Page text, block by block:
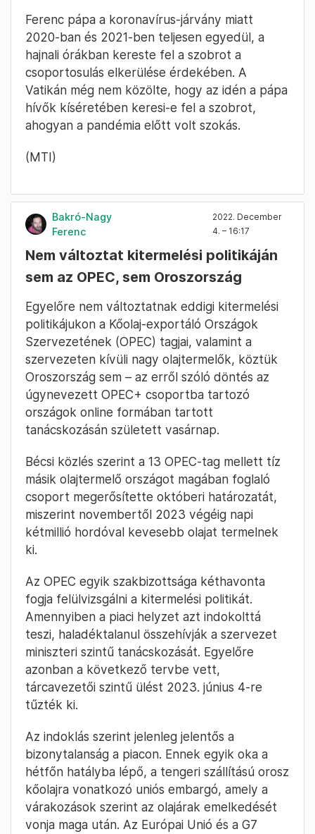
Ferenc pápa a koronavírus-járvány miatt
2020-ban és 2021-ben teljesen egyedül, a
hajnali órákban kereste fel a szobrot a
csoportosulás elkerülése érdekében. A
Vatikán még nem közölte, hogy az idén a pápa
hívők kíséretében keresi-e fel a szobrot,
ahogyan a pandémia előtt volt szokás.
(MTI)
Bakró-Nagy
Ferenc
2022. December
4. – 16:17
Nem változtat kitermelési politikáján
sem az OPEC, sem Oroszország
Egyelőre nem változtatnak eddigi kitermelési
politikájukon a Kőolaj-exportáló Országok
Szervezetének (OPEC) tagjai, valamint a
szervezeten kívüli nagy olajtermelők, köztük
Oroszország sem – az erről szóló döntés az
úgynevezett OPEC+ csoportba tartozó
országok online formában tartott
tanácskozásán született vasárnap.
Bécsi közlés szerint a 13 OPEC-tag mellett tíz
másik olajtermelő országot magában foglaló
csoport megerősítette októberi határozatát,
miszerint novembertől 2023 végéig napi
kétmillió hordóval kevesebb olajat termelnek
ki.
Az OPEC egyik szakbizottsága kéthavonta
fogja felülvizsgálni a kitermelési politikát.
Amennyiben a piaci helyzet azt indokolttá
teszi, haladéktalanul összehívják a szervezet
miniszteri szintű tanácskozását. Egyelőre
azonban a következő tervbe vett,
tárcavezetői szintű ülést 2023. június 4-re
tűzték ki.
Az indoklás szerint jelenleg jelentős a
bizonytalanság a piacon. Ennek egyik oka a
hétfőn hatályba lépő, a tengeri szállítású orosz
kőolajra vonatkozó uniós embargó, amely a
várakozások szerint az olajárak emelkedését
vonja maga után. Az Európai Unió és a G7